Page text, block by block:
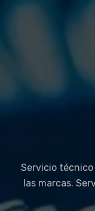
Servicio
las marcas.